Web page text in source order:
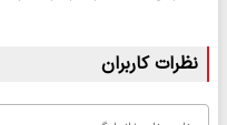
نظرات کاربران